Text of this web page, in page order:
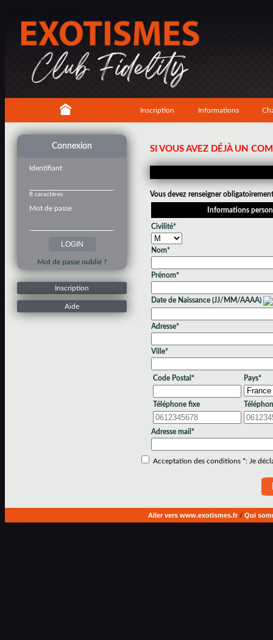
Inscription Informations
Connexion
Identifiant
8 caractères
Mot de passe
Mot de passe oublié ?
Inscription
Aide
SI VOUS AVEZ DÉJÀ UN
Vous devez renseigner
Informations
Civilité*
Nom*
Prénom*
Date de Naissance (JJ/MM/AAAA)
Adresse*
Ville*
Code Postal* Pays*
Téléphone fixe
Adresse mail*
Acceptation des conditions *: Je
Aller vers www.exotismes.fr/ Qui